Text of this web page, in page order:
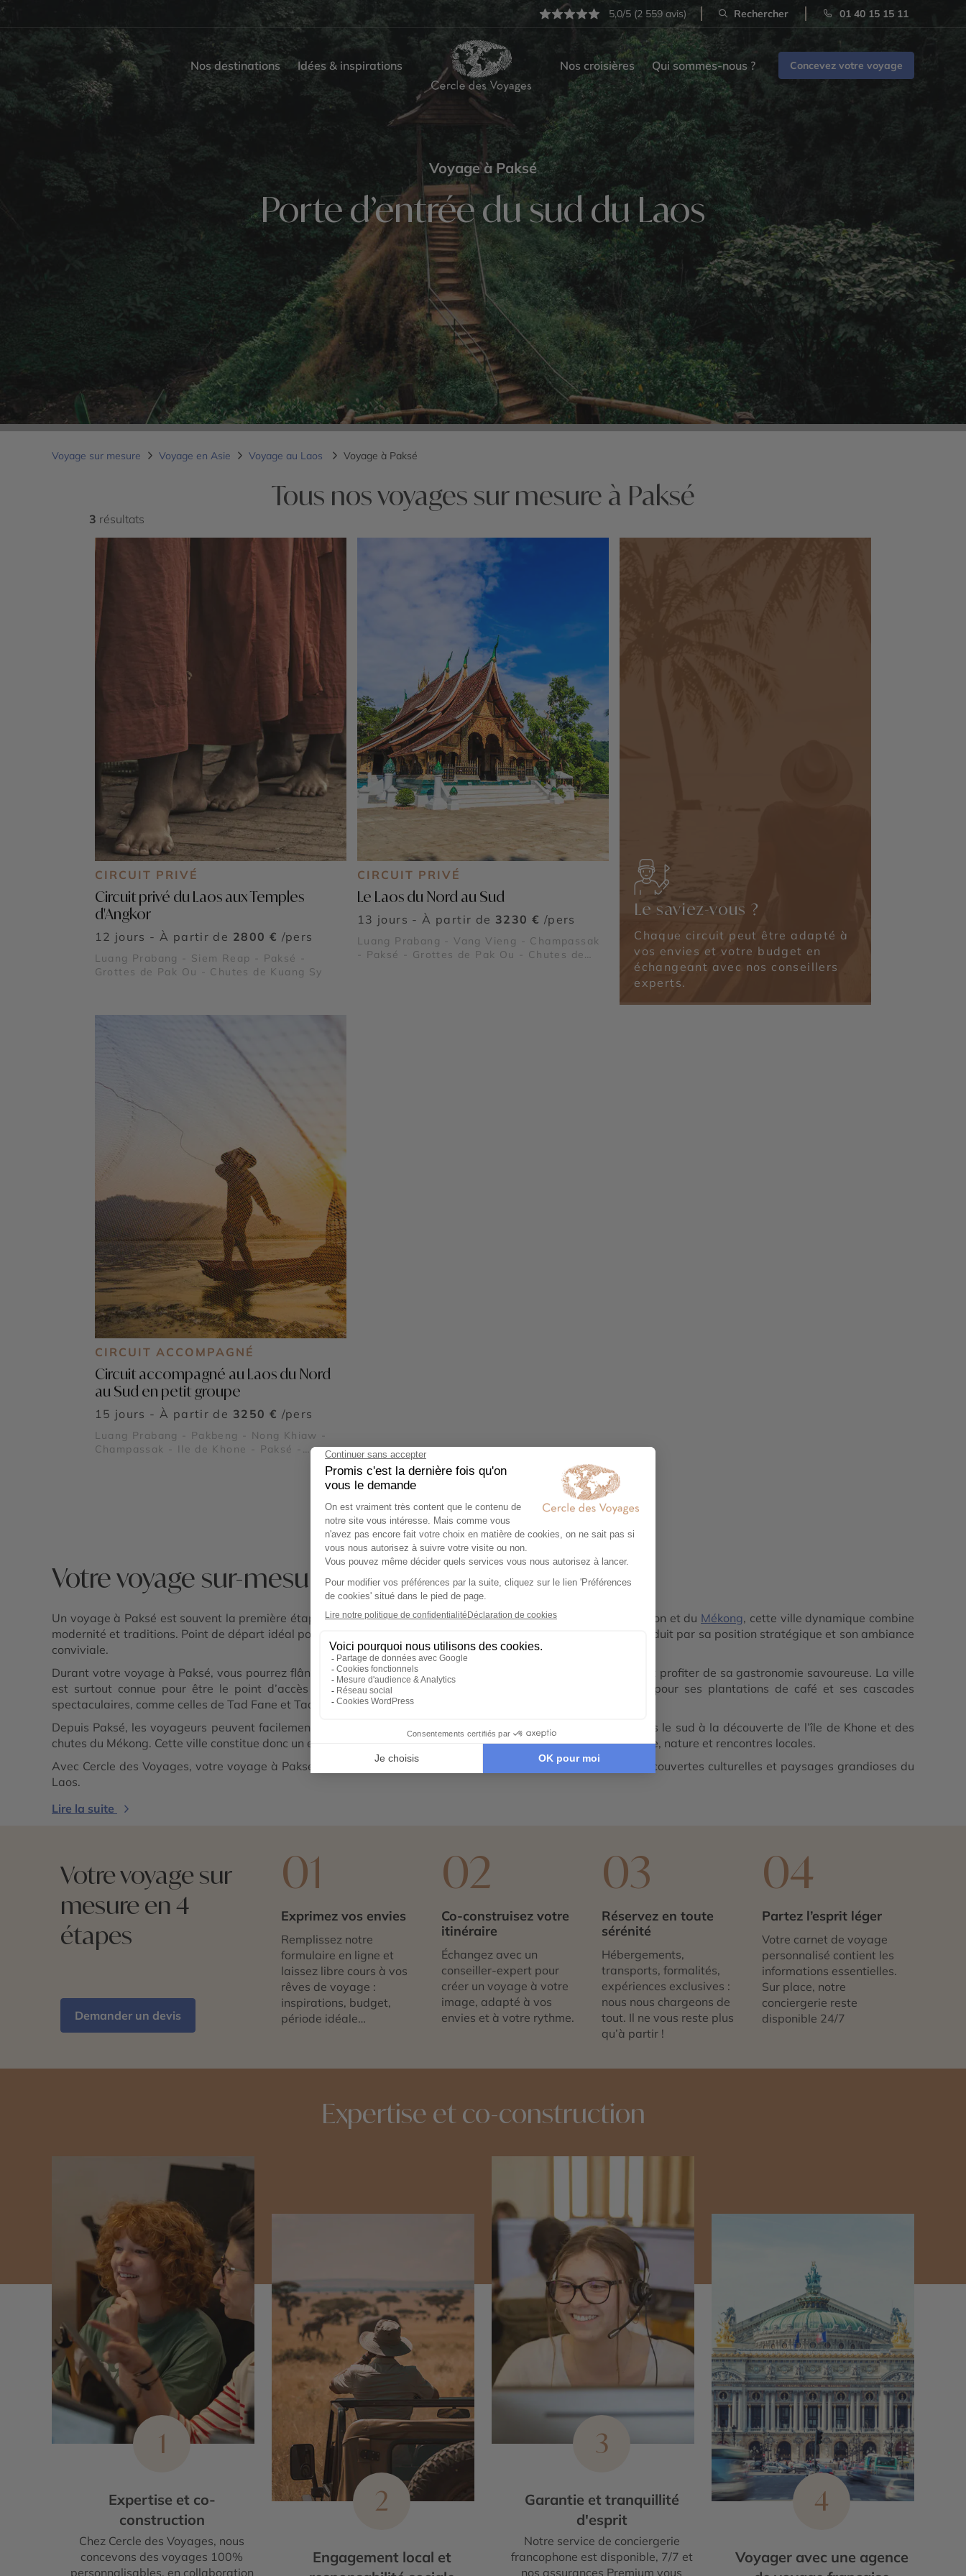
5,0/5 (2 559 avis) Rechercher 01 40 15 15 11
Nos destinations Idées & inspirations Nos croisières Qui sommes-nous ? Concevez votre voyage
Voyage à Paksé
Porte d’entrée du sud du Laos
Voyage sur mesure Voyage en Asie Voyage au Laos Voyage à Paksé
Tous nos voyages sur mesure à Paksé
3 résultats
CIRCUIT PRIVÉ
Circuit privé du Laos aux Temples
d'Angkor
12 jours - À partir de 2800 € /pers
Luang Prabang - Siem Reap - Paksé -
Grottes de Pak Ou - Chutes de Kuang Sy
CIRCUIT PRIVÉ
Le Laos du Nord au Sud
13 jours - À partir de 3230 € /pers
Luang Prabang - Vang Vieng - Champassak
- Paksé - Grottes de Pak Ou - Chutes de
Le saviez-vous ?
Chaque circuit peut être adapté à
vos envies et votre budget en
échangeant avec nos conseillers
experts.
CIRCUIT ACCOMPAGNÉ
Circuit accompagné au Laos du Nord
au Sud en petit groupe
15 jours - À partir de 3250 € /pers
Luang Prabang - Pakbeng - Nong Khiaw -
Champassak - Ile de Khone - Paksé -
Grottes de Pak Ou - Chutes de Kuang Sy -
Voir tous nos voyages Laos
Votre voyage sur-mesure à Paksé
Un voyage à Paksé est souvent la première étape pour découvrir le sud du Laos. Située au confluent de la Sé Don et du Mékong, cette ville dynamique combine
modernité et traditions. Point de départ idéal pour explorer la région de Champassak et des 4000 îles, Paksé séduit par sa position stratégique et son ambiance
conviviale.
Durant votre voyage à Paksé, vous pourrez flâner dans ses marchés animés, visiter ses temples bouddhistes et profiter de sa gastronomie savoureuse. La ville
est surtout connue pour être le point d’accès au plateau des Bolovens, une région montagneuse réputée pour ses plantations de café et ses cascades
spectaculaires, comme celles de Tad Fane et Tad Lo.
Depuis Paksé, les voyageurs peuvent facilement rejoindre
Champassak
et le temple de Vat Phou, ou partir vers le sud à la découverte de l’île de Khone et des
chutes du Mékong. Cette ville constitue donc un excellent carrefour pour organiser un itinéraire varié, entre culture, nature et rencontres locales.
Avec Cercle des Voyages, votre voyage à Paksé s’inscrit dans un circuit complet et personnalisable, mêlant découvertes culturelles et paysages grandioses du
Laos.
Lire la suite
Votre voyage sur
mesure en 4
étapes
Demander un devis
01
Exprimez vos envies
Remplissez notre
formulaire en ligne et
laissez libre cours à vos
rêves de voyage :
inspirations, budget,
période idéale…
02
Co-construisez votre
itinéraire
Échangez avec un
conseiller-expert pour
créer un voyage à votre
image, adapté à vos
envies et à votre rythme.
03
Réservez en toute
sérénité
Hébergements,
transports, formalités,
expériences exclusives :
nous nous chargeons de
tout. Il ne vous reste plus
qu’à partir !
04
Partez l’esprit léger
Votre carnet de voyage
personnalisé contient les
informations essentielles.
Sur place, notre
conciergerie reste
disponible 24/7
Expertise et co-construction
1
Expertise et co-
construction
Chez Cercle des Voyages, nous
concevons des voyages 100%
personnalisables, en collaboration
2
Engagement local et
3
Garantie et tranquillité
d'esprit
Notre service de conciergerie
francophone est disponible, 7/7 et
nos assurances Premium vous
4
Voyager avec une agence